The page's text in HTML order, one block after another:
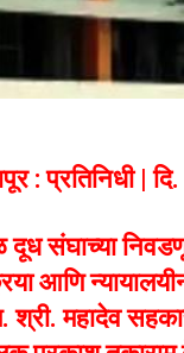
: प्रतिनिधी |
दूध संघाच्या
आणि
महादेव